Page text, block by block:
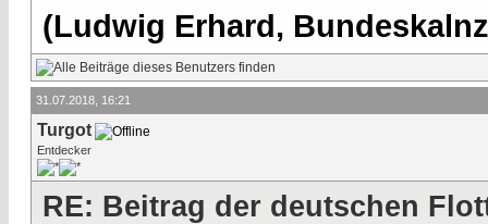
(Ludwig Erhard,
31.07.2018, 16:21
Turgot
Entdecker
RE: Beitrag der deutschen